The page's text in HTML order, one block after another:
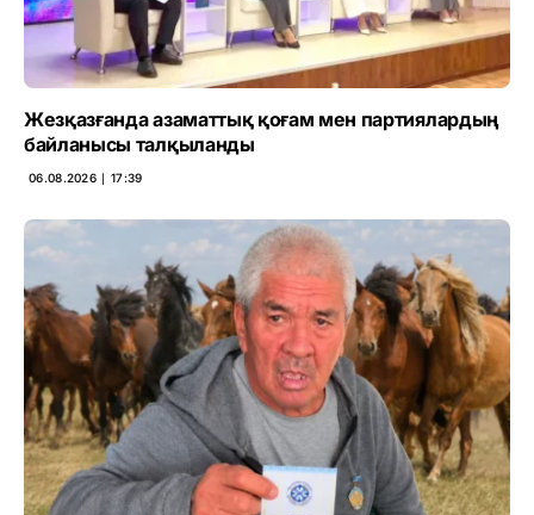
Жезқазғанда азаматтық қоғам мен партиялардың
байланысы талқыланды
06.08.2026 ∣ 17:39